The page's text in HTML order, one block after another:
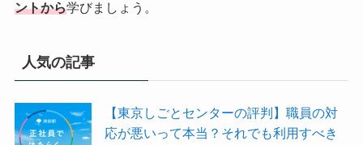
ントから学びましょう。
人気の記事
【東京しごとセンターの評判】職員の対
応が悪いって本当？それでも利用すべき